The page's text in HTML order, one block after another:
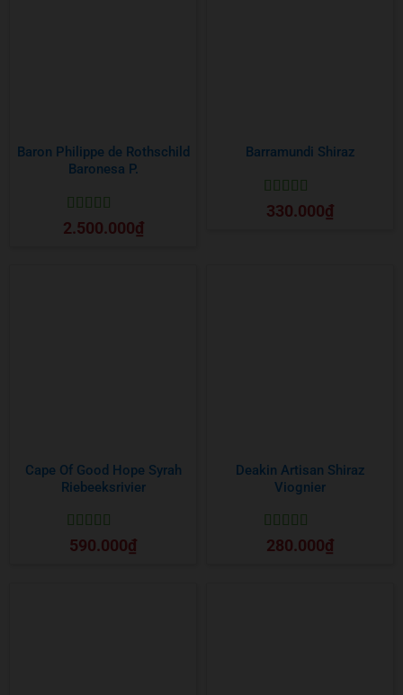
Baron Philippe de Rothschild
Baronesa P.
Được xếp
hạng55 sao
2.500.000₫
Barramundi Shiraz
Được xếp
hạng55 sao
330.000₫
Cape Of Good Hope Syrah
Riebeeksrivier
Được xếp
hạng55 sao
590.000₫
Deakin Artisan Shiraz
Viognier
Được xếp
hạng55 sao
280.000₫